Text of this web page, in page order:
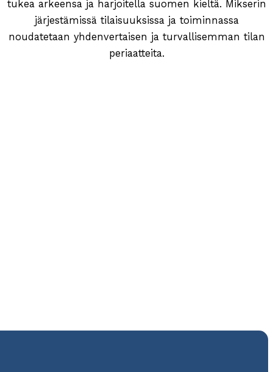
tukea arkeensa ja harjoitella suomen kieltä. Mikserin
järjestämissä tilaisuuksissa ja toiminnassa
noudatetaan yhdenvertaisen ja turvallisemman tilan
periaatteita.